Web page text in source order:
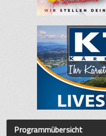
Programmübersicht